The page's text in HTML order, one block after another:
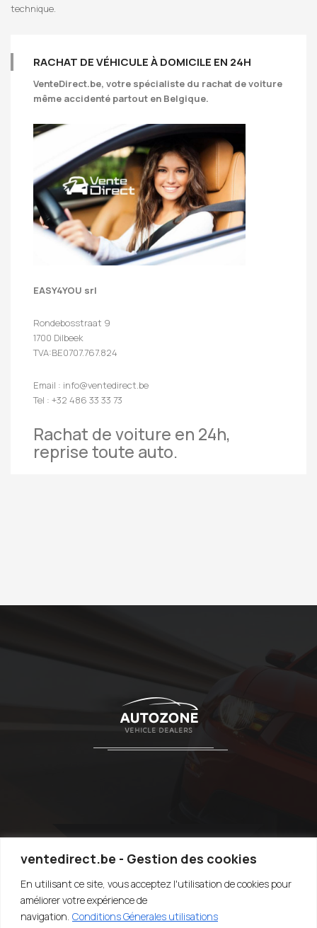
ventedirect.be - Gestion des cookies
En utilisant ce site, vous acceptez l'utilisation de cookies pour
améliorer votre expérience de
navigation. Conditions Génerales utilisations
technique.
RACHAT DE VÉHICULE À DOMICILE EN 24H
VenteDirect.be, votre spécialiste du rachat de voiture
même accidenté partout en Belgique.
EASY4YOU srl
Rondebosstraat 9
1700 Dilbeek
TVA:BE0707.767.824
Email : info@ventedirect.be
Tel : +32 486 33 33 73
Rachat de voiture en 24h,
reprise toute auto.
TOP